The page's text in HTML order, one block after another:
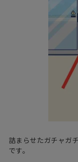
詰まらせたガチャガ
です。